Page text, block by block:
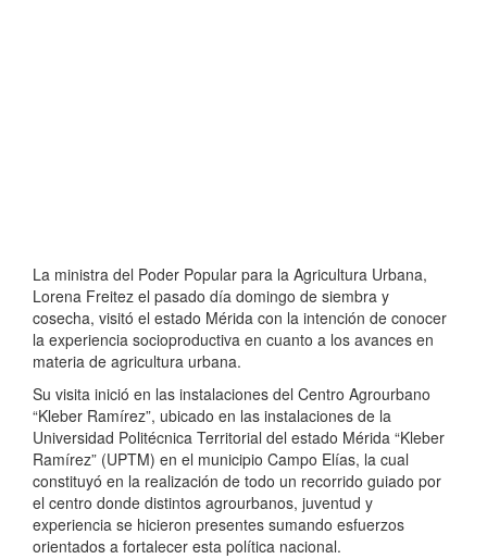
La ministra del Poder Popular para la Agricultura Urbana,
Lorena Freitez el pasado día domingo de siembra y
cosecha, visitó el estado Mérida con la intención de conocer
la experiencia socioproductiva en cuanto a los avances en
materia de agricultura urbana.
Su visita inició en las instalaciones del Centro Agrourbano
“Kleber Ramírez”, ubicado en las instalaciones de la
Universidad Politécnica Territorial del estado Mérida “Kleber
Ramírez” (UPTM) en el municipio Campo Elías, la cual
constituyó en la realización de todo un recorrido guiado por
el centro donde distintos agrourbanos, juventud y
experiencia se hicieron presentes sumando esfuerzos
orientados a fortalecer esta política nacional.